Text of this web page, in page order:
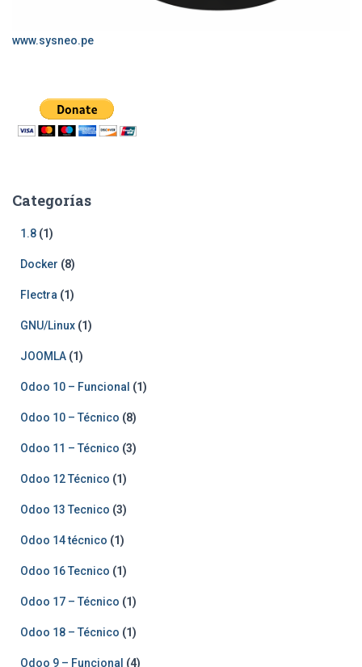
www.sysneo.pe
Categorías
1.8 (1)
Docker (8)
Flectra (1)
GNU/Linux (1)
JOOMLA (1)
Odoo 10 – Funcional (1)
Odoo 10 – Técnico (8)
Odoo 11 – Técnico (3)
Odoo 12 Técnico (1)
Odoo 13 Tecnico (3)
Odoo 14 técnico (1)
Odoo 16 Tecnico (1)
Odoo 17 – Técnico (1)
Odoo 18 – Técnico (1)
Odoo 9 – Funcional (4)